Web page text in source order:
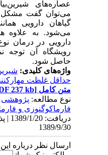
عصاره‌های
می‌توان گفت مشکل
گیاهان دارویی
می‌شود. به علاوه
دارویی در درمان نوع
رویشگاه آن توجه
حاصل شود.
واژه‌های کلیدی:
حداقل غلظت
متن کامل[PDF 237 kb]
نوع مطالعه:پژوهشی|
فارماكوگنوزی و
1389/9/30
ارسال نظر درباره این